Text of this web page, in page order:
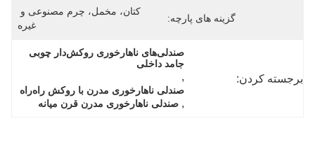
گزینه های پارچه:
غیره
برجسته کردن:
جامد داخلی
,
صندلی ناهارخوری مدرن با روکش راه‌راه
, صندلی ناهارخوری مدرن قرن میانه